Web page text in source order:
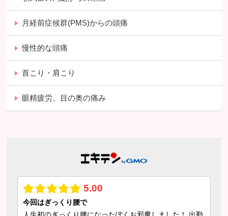
月経前症候群(PMS)からの頭痛
慢性的な頭痛
首こり・肩こり
眼精疲労、目の奥の痛み